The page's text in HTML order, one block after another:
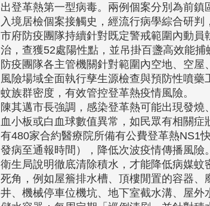
出登革熱第一型病毒。兩例個案分別為前
入境居檢個案接觸史，經流行病學綜合研判
市府防疫團隊持續針對既定警戒範圍內動
治，查獲52處陽性點，並吊掛百盞高效能
防疫團隊各主管機關針對範圍內空地、空
風險場域全面執行孳生源檢查與預防性噴
蚊族群密度，有效管控登革熱疫情風險。
陳其邁市長強調，感染登革熱可能出現發
血小板或白血球數值異常，如民眾有相關
有480家合約醫療院所備有公費登革熱NS1
發病至通報時間），降低次波疫情傳播風險。
衛生局說明徹底清除積水，才能降低病媒
死角，例如屋簷排水槽、頂樓閒置的容器
井、機械停車位機坑、地下室截水溝、屋